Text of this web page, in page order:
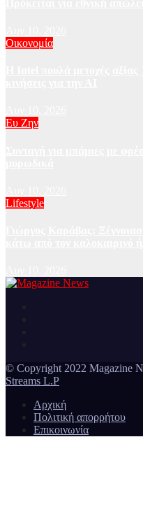
Οικονομία
Ευ Ζην
Lifestyle
© Copyright 2022 Magazine
Streams L.P
Αρχική
Πολιτική απορρήτου
Επικοινωνία